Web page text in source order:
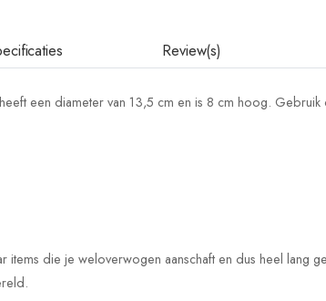
Review(s)
een diameter van 13,5 cm en is 8 cm hoog.
die je weloverwogen aanschaft en dus heel lang